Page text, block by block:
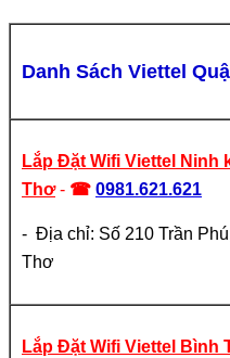
Danh Sách Viettel
Lắp Đặt Wifi Viettel Ninh
Thơ- ☎ 0981.621.621
- Địa chỉ: Số 210 Trần
Thơ
Lắp Đặt Wifi Viettel Bình